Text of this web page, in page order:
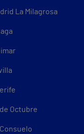
La Milagrosa
Octubre